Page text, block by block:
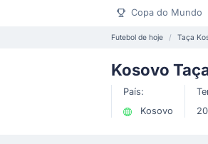
Copa do Mundo
Futebol de hoje Taça
Kosovo
País:
Kosovo